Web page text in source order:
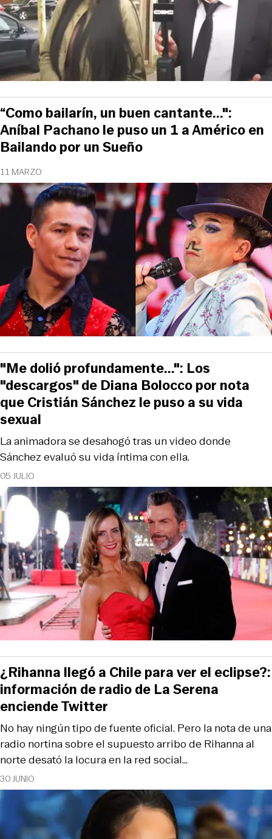
11 MARZO
“Como bailarín, un buen cantante...":
Aníbal Pachano le puso un 1 a Américo en
Bailando por un Sueño
05 JULIO
La animadora se desahogó tras un video donde
Sánchez evaluó su vida íntima con ella.
"Me dolió profundamente...": Los
"descargos" de Diana Bolocco por nota
que Cristián Sánchez le puso a su vida
sexual
30 JUNIO
No hay ningún tipo de fuente oficial. Pero la nota de una
radio nortina sobre el supuesto arribo de Rihanna al
norte desató la locura en la red social...
¿Rihanna llegó a Chile para ver el eclipse?:
información de radio de La Serena
enciende Twitter